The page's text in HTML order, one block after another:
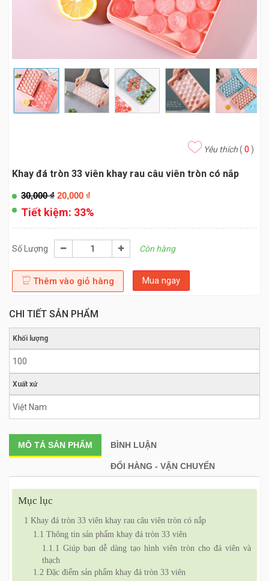
Yêu thích( 0 )
Khay đá tròn 33 viên khay rau câu viên tròn có nắp
30,000₫ 20,000 ₫
Tiết kiệm: 33%
Số Lượng Còn hàng
Thêm vào giỏ hàng Mua ngay
CHI TIẾT SẢN PHẨM
Khối lượng
100
Xuất xứ
Việt Nam
MÔ TẢ SẢN PHẨM BÌNH LUẬN
ĐỔI HÀNG - VẬN CHUYỂN
Mục lục
1 Khay đá tròn 33 viên khay rau câu viên tròn có nắp
1.1 Thông tin sản phẩm khay đá tròn 33 viên
1.1.1 Giúp bạn dễ dàng tạo hình viên tròn cho đá viên và
thạch
1.2 Đặc điểm sản phẩm khay đá tròn 33 viên